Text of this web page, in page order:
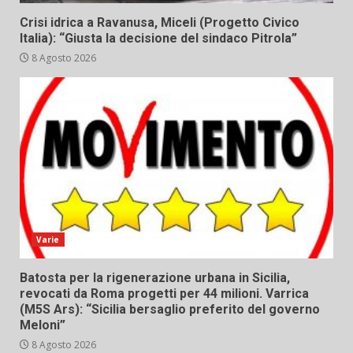
Crisi idrica a Ravanusa, Miceli (Progetto Civico
Italia): “Giusta la decisione del sindaco Pitrola”
8 Agosto 2026
Varie
Batosta per la rigenerazione urbana in Sicilia,
revocati da Roma progetti per 44 milioni. Varrica
(M5S Ars): “Sicilia bersaglio preferito del governo
Meloni”
8 Agosto 2026